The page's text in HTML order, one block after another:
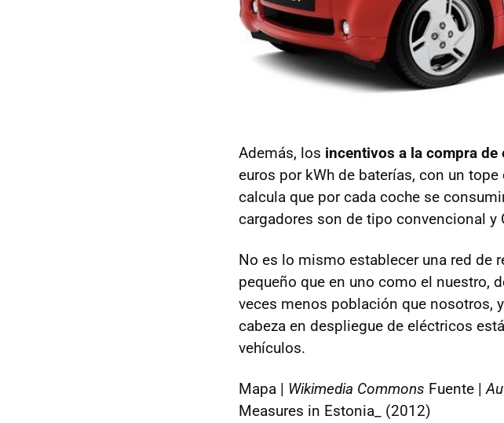
Además, los incentivos a la compra de
euros por kWh de baterías, con un
calcula que por cada coche se
cargadores son de tipo convencional y
No es lo mismo establecer una red de
pequeño que en uno como el nuestro,
veces menos población que nosotros,
cabeza en despliegue de eléctricos
vehículos.
Mapa | Wikimedia Commons Fuente |
Measures in Estonia_ (2012)